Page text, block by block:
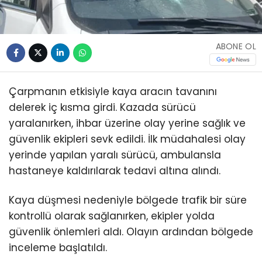
ABONE OL
Çarpmanın etkisiyle kaya aracın tavanını
delerek iç kısma girdi. Kazada sürücü
yaralanırken, ihbar üzerine olay yerine sağlık ve
güvenlik ekipleri sevk edildi. İlk müdahalesi olay
yerinde yapılan yaralı sürücü, ambulansla
hastaneye kaldırılarak tedavi altına alındı.
Kaya düşmesi nedeniyle bölgede trafik bir süre
kontrollü olarak sağlanırken, ekipler yolda
güvenlik önlemleri aldı. Olayın ardından bölgede
inceleme başlatıldı.